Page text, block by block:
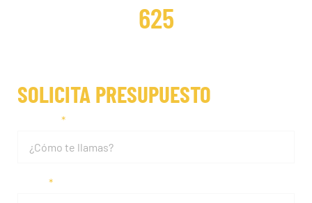
SOLICITA PRESUPUESTO
625